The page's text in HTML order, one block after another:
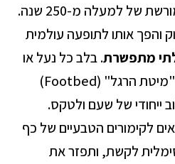
מותג הנעלה גרמני בעל מורשת של למעלה מ-250 שנה.
והפך אותו לתופעה עולמית
מתפשרת. בלב כל נעל או
כפכף של המותג נמצאת "מיטת הרגל" (Footbed)
ייחודי של שעם ולטקס.
לקימורים הטבעיים של כף
לקשת, ותפזר את